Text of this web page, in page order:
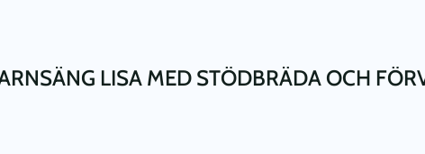
LISA MED STÖDBRÄDA OCH